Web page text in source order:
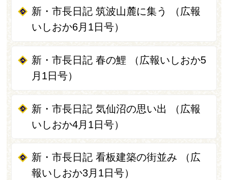
新・市長日記 筑波山麓に集う （広報
いしおか6月1日号）
新・市長日記 春の鯉 （広報いしおか5
月1日号）
新・市長日記 気仙沼の思い出 （広報
いしおか4月1日号）
新・市長日記 看板建築の街並み （広
報いしおか3月1日号）